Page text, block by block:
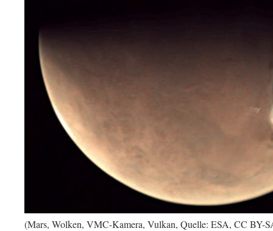
(Mars, Wolken, VMC-Kamera, Vulkan, Quelle: ESA, CC BY-